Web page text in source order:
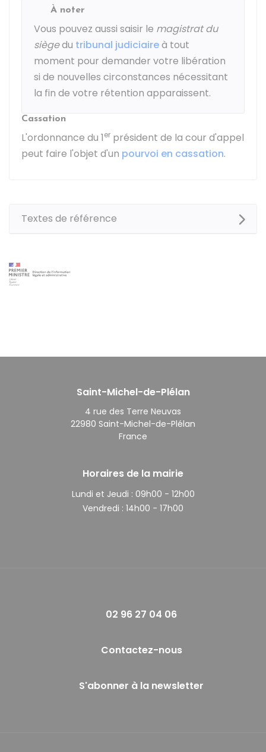
À noter
Vous pouvez aussi saisir le magistrat du
siègedu tribunal judiciaireà tout
moment pour demander votre libération
si de nouvelles circonstances nécessitant
la fin de votre rétention apparaissent.
Cassation
L'ordonnance du 1er président de la cour d'appel
peut faire l'objet d'un pourvoi en cassation.
Textes de référence
Saint-Michel-de-Plélan
4 rue des Terre Neuvas
22980 Saint-Michel-de-Plélan
France
Horaires de la mairie
Lundi et Jeudi : 09h00 - 12h00
Vendredi : 14h00 - 17h00
02 96 27 04 06
Contactez-nous
S'abonner à la newsletter